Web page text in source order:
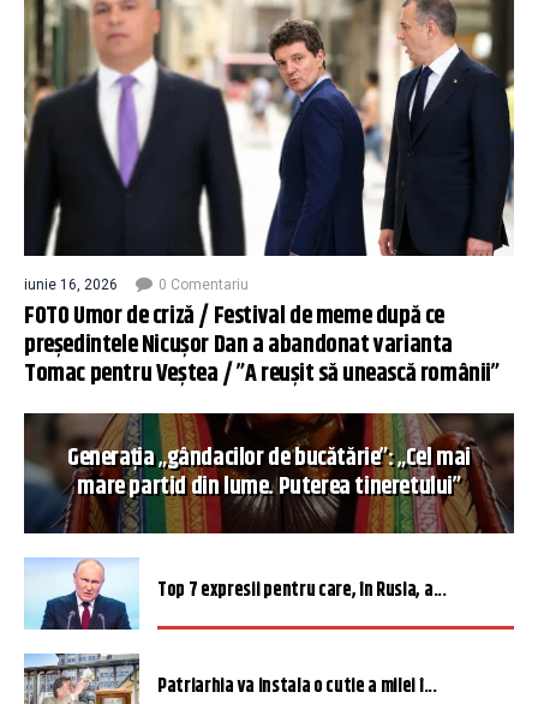
iunie 16, 2026 0 Comentariu
FOTO Umor de criză / Festival de meme după ce
președintele Nicușor Dan a abandonat varianta
Tomac pentru Veștea / ”A reușit să unească românii”
Generația „gândacilor de bucătărie”: „Cel mai
mare partid din lume. Puterea tineretului”
Top 7 expresii pentru care, în Rusia, a...
Patriarhia va instala o cutie a milei î...